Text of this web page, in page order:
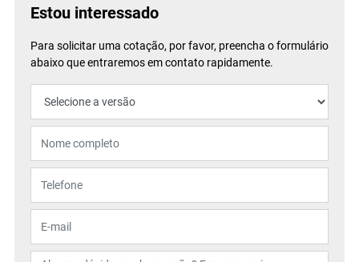
Estou interessado
Para solicitar uma cotação, por favor, preencha o formulário
abaixo que entraremos em contato rapidamente.